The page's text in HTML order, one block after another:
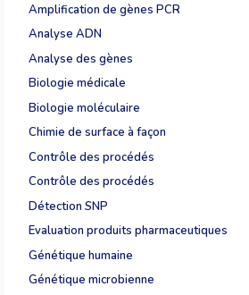
Amplification de gènes PCR
Analyse ADN
Analyse des gènes
Biologie médicale
Biologie moléculaire
Chimie de surface à façon
Contrôle des procédés
Contrôle des procédés
Détection SNP
Evaluation produits pharmaceutiques
Génétique humaine
Génétique microbienne